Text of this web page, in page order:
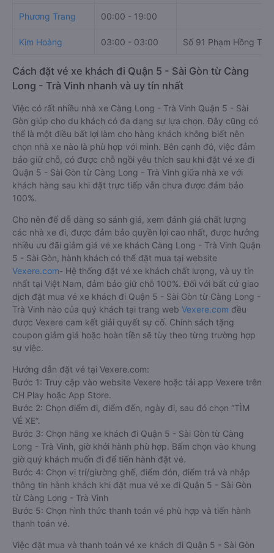
Nhà xe
Giờ
chạy
Điểm đi
Phương Trang
Kim Hoàng 03:00 - 03:00 Số 91 Phạm Hồng Thái
Cách đặt vé xe khách đi Quận 5 - Sài Gòn từ Càng
Long - Trà Vinh nhanh và uy tín nhất
Việc có rất nhiều nhà xe Càng Long - Trà Vinh Quận 5 - Sài
Gòn giúp cho du khách có đa dạng sự lựa chọn. Đây cũng có
thể là một điều bất lợi làm cho hàng khách không biết nên
chọn nhà xe nào là phù hợp với mình. Bên cạnh đó, việc đảm
bảo giữ chỗ, có được chỗ ngồi yêu thích sau khi đặt vé xe đi
Quận 5 - Sài Gòn từ Càng Long - Trà Vinh giữa nhà xe với
khách hàng sau khi đặt trực tiếp vẫn chưa được đảm bảo
100%.
Cho nên để dễ dàng so sánh giá, xem đánh giá chất lượng
các nhà xe đi, được đảm bảo quyền lợi cao nhất, được hưởng
nhiều ưu đãi giảm giá vé xe khách Càng Long - Trà Vinh Quận
5 - Sài Gòn, hành khách có thể đặt mua tại website
Vexere.com- Hệ thống đặt vé xe khách chất lượng, và uy tín
nhất tại Việt Nam, đảm bảo giữ chỗ 100%. Đối với bất cứ giao
dịch đặt mua vé xe khách đi Quận 5 - Sài Gòn từ Càng Long -
Trà Vinh nào của quý khách tại trang web Vexere.comđều
được Vexere cam kết giải quyết sự cố. Chính sách tặng
coupon giảm giá hoặc hoàn tiền sẽ tùy theo từng trường hợp
sự việc.
Hướng dẫn đặt vé tại Vexere.com: